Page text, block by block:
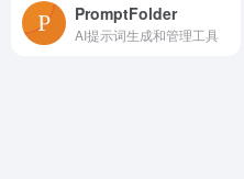
PromptFolder
AI提示词生成和管理工具